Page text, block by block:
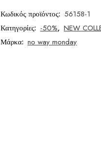
Κωδικός προϊόντος: 56158-1
Κατηγορίες: -50%, NEW
Μάρκα: no way monday